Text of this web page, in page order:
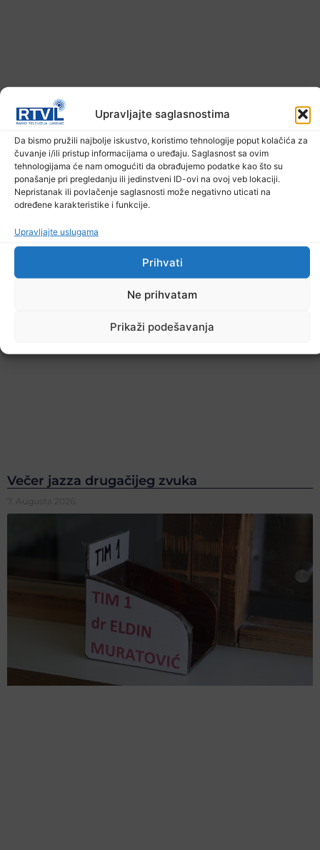
Upravljajte saglasnostima
Da bismo pružili najbolje iskustvo, koristimo tehnologije poput kolačića za
čuvanje i/ili pristup informacijama o uređaju. Saglasnost sa ovim
tehnologijama će nam omogućiti da obrađujemo podatke kao što su
ponašanje pri pregledanju ili jedinstveni ID-ovi na ovoj veb lokaciji.
Nepristanak ili povlačenje saglasnosti može negativno uticati na
određene karakteristike i funkcije.
Upravljajte uslugama
Prihvati
Ne prihvatam
Prikaži podešavanja
U TK povećan broj požara
7. Augusta 2026.
Večer jazza drugačijeg zvuka
7. Augusta 2026.